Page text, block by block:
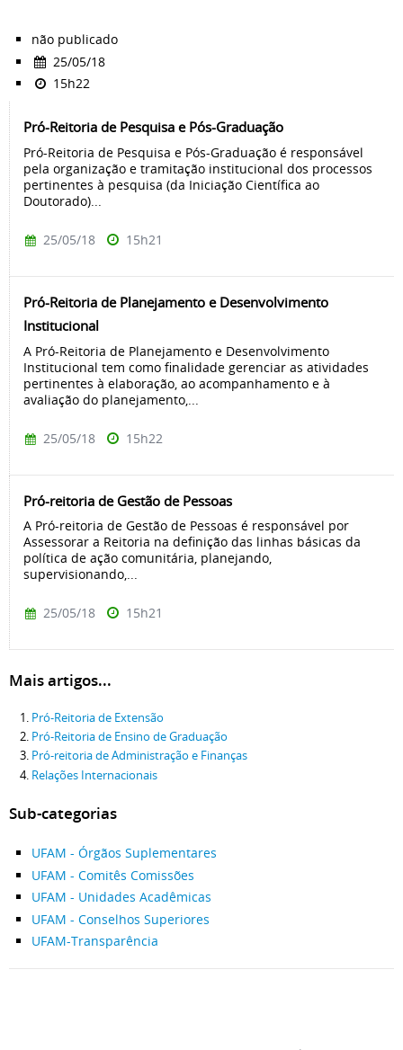
não publicado
25/05/18
15h22
Pró-Reitoria de Pesquisa e Pós-Graduação
Pró-Reitoria de Pesquisa e Pós-Graduação é responsável
pela organização e tramitação institucional dos processos
pertinentes à pesquisa (da Iniciação Científica ao
Doutorado)...
25/05/18 15h21
Pró-Reitoria de Planejamento e Desenvolvimento
Institucional
A Pró-Reitoria de Planejamento e Desenvolvimento
Institucional tem como finalidade gerenciar as atividades
pertinentes à elaboração, ao acompanhamento e à
avaliação do planejamento,...
25/05/18 15h22
Pró-reitoria de Gestão de Pessoas
A Pró-reitoria de Gestão de Pessoas é responsável por
Assessorar a Reitoria na definição das linhas básicas da
política de ação comunitária, planejando,
supervisionando,...
25/05/18 15h21
Mais artigos...
Pró-Reitoria de Extensão
Pró-Reitoria de Ensino de Graduação
Pró-reitoria de Administração e Finanças
Relações Internacionais
Sub-categorias
UFAM - Órgãos Suplementares
UFAM - Comitês Comissões
UFAM - Unidades Acadêmicas
UFAM - Conselhos Superiores
UFAM-Transparência